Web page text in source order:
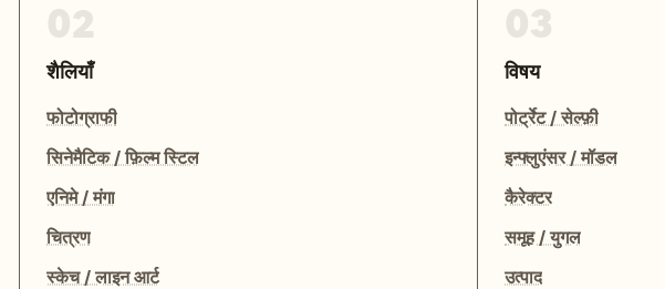
शैलियाँ
फोटोग्राफी
सिनेमैटिक / फ़िल्म स्टिल
एनिमे / मंगा
चित्रण
स्केच / लाइन आर्ट
विषय
पोर्ट्रेट / सेल्फ़ी
इन्फ्लुएंसर / मॉडल
कैरेक्टर
समूह / युगल
उत्पाद